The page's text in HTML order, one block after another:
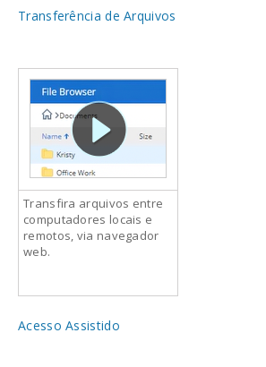
Transferência de Arquivos
Transfira arquivos entre
computadores locais e
remotos, via navegador
web.
Acesso Assistido